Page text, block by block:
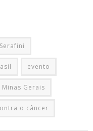
evento
Minas Gerais
o câncer